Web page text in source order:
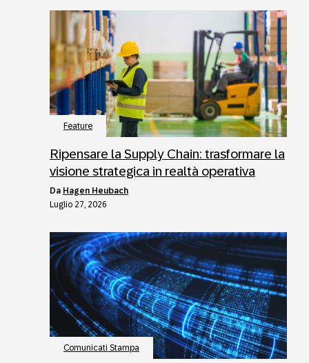
Feature
Ripensare la Supply Chain: trasformare la
visione strategica in realtà operativa
da Hagen Heubach
Luglio 27, 2026
Comunicati Stampa